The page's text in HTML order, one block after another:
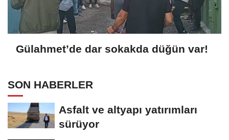
Gülahmet’de dar sokakda düğün var!
SON HABERLER
Asfalt ve altyapı yatırımları
sürüyor